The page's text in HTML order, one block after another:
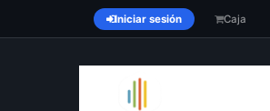
Iniciar sesión Caja